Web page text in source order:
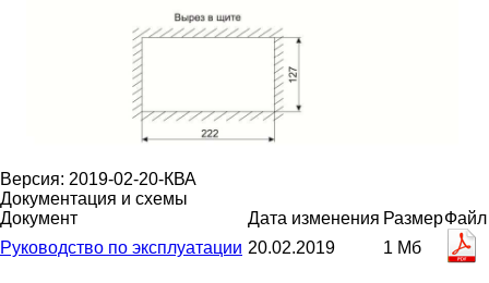
Версия: 2019-02-20-КВА
Документация и схемы
Документ
Дата изменения РазмерФайл
Руководство по эксплуатации 20.02.2019 1 Мб